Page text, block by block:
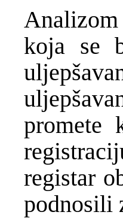
koja se
promete
registar
podnosili